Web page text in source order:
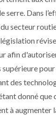
serre. Dans
secteur
afin
pour
des
donné que
à augmenter